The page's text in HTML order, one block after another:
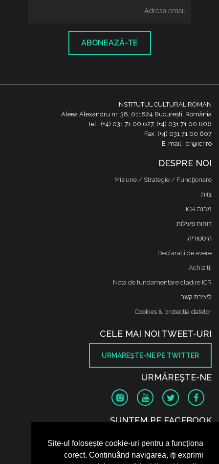
Site-ul folosește cookie-uri pentru a funcționa
corect. Continuând navigarea, iți exprimi
ABONEAZĂ-TE
INSTITUTUL CULTURAL ROMÂN
Aleea Alexandru nr. 38, 011824 București, România
Tel.: (+4) 031 71 00 627, (+4) 031 71 00 606
Fax: (+4) 031 71 00 607
E-mail: icr@icr.ro
DESPRE NOI
Misiune / Strategie / Funcţionare
צוות
מבנה ICR
דוחות פעילות
היסטוריה
Declaraţii de avere
Achizitii
Nota de fundamentare cladire ICR
ליצירת קשר
Cookies & protectia datelor
CELE MAI NOI TWEET-URI
URMĂREŞTE-NE PE TWITTER
URMĂREŞTE-NE
SUNTEM PE FACEBOOK